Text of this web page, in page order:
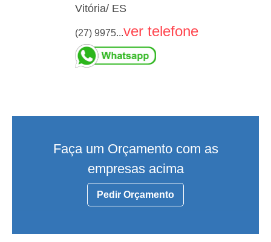
Vitória/ ES
(27) 9975...ver telefone
Faça um Orçamento com as
empresas acima
Pedir Orçamento